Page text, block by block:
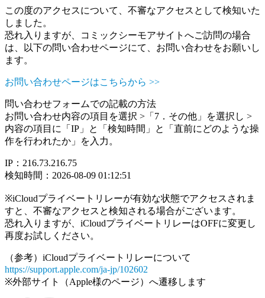
この度のアクセスについて、不審なアクセスとして検知いた
しました。
恐れ入りますが、コミックシーモアサイトへご訪問の場合
は、以下の問い合わせページにて、お問い合わせをお願いし
ます。
お問い合わせページはこちらから >>
問い合わせフォームでの記載の方法
お問い合わせ内容の項目を選択 >「7．その他」を選択し >
内容の項目に「IP」と「検知時間」と「直前にどのような操
作を行われたか」を入力。
IP：216.73.216.75
検知時間：2026-08-09 01:12:51
※iCloudプライベートリレーが有効な状態でアクセスされま
すと、不審なアクセスと検知される場合がございます。
恐れ入りますが、iCloudプライベートリレーはOFFに変更し
再度お試しください。
（参考）iCloudプライベートリレーについて
https://support.apple.com/ja-jp/102602
※外部サイト（Apple様のページ）へ遷移します